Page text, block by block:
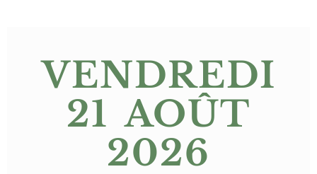
VENDREDI
21 AOÛT
2026